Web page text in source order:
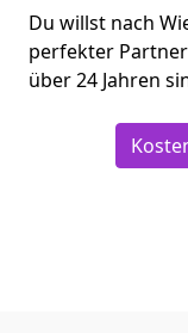
Du willst nach
perfekter
über 24 Jahren